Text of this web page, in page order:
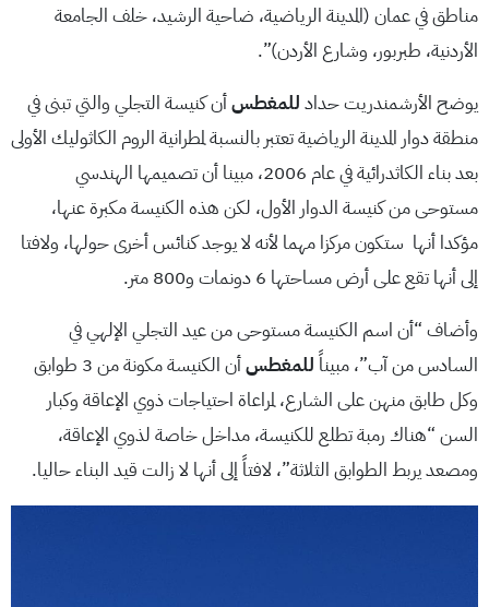
مناطق في عمان (المدينة الرياضية، ضاحية الرشيد، خلف الجامعة
الأردنية، طبربور، وشارع الأردن)”.
يوضح الأرشمندريت حداد للمغطسأن كنيسة التجلي والتي تبنى في
منطقة دوار المدينة الرياضية تعتبر بالنسبة لمطرانية الروم الكاثوليك الأولى
بعد بناء الكاثدرائية في عام 2006، مبينا أن تصميمها الهندسي
مستوحى من كنيسة الدوار الأول، لكن هذه الكنيسة مكبرة عنها،
مؤكدا أنها ستكون مركزا مهما لأنه لا يوجد كنائس أخرى حولها، ولافتا
إلى أنها تقع على أرض مساحتها 6 دونمات و800 متر.
وأضاف “أن اسم الكنيسة مستوحى من عيد التجلي الإلهي في
السادس من آب”، مبيناً للمغطس
أن الكنيسة مكونة من 3 طوابق
وكل طابق منهن على الشارع، لمراعاة احتياجات ذوي الإعاقة وكبار
السن “هناك رمبة تطلع للكنيسة، مداخل خاصة لذوي الإعاقة،
ومصعد يربط الطوابق الثلاثة”، لافتاً إلى أنها لا زالت قيد البناء حاليا.